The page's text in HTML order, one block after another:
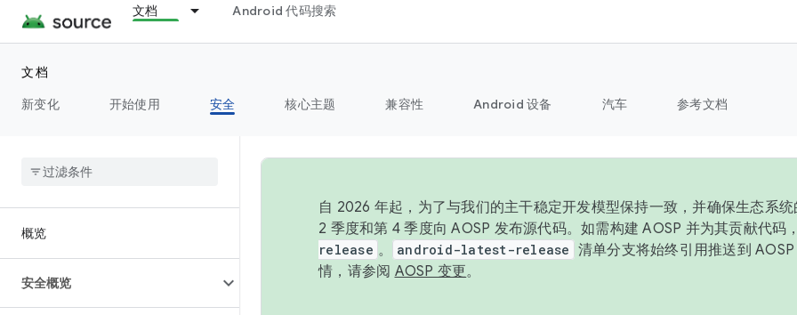
文档 Android 代码搜索
文档
新变化
开始使用 安全 核心主题 兼容性 Android 设备 汽车 参考文档
概览
安全概览
自 2026 年起，为了与我们的主干稳定开发模型保持一致，并确保生态系
2 季度和第 4 季度向 AOSP 发布源代码。如需构建 AOSP 并为其贡献代码
release 。 android-latest-release 清单分支将始终引用推送到
情，请参阅 AOSP 变更。